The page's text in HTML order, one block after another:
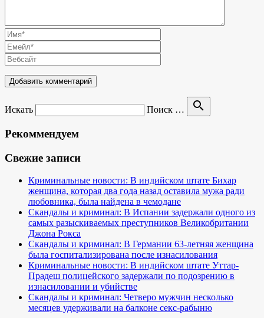
Искать Поиск … search
Рекоммендуем
Свежие записи
Криминальные новости: В индийском штате Бихар
женщина, которая два года назад оставила мужа ради
любовника, была найдена в чемодане
Скандалы и криминал: В Испании задержали одного из
самых разыскиваемых преступников Великобритании
Джона Рокса
Скандалы и криминал: В Германии 63-летняя женщина
была госпитализирована после изнасилования
Криминальные новости: В индийском штате Уттар-
Прадеш полицейского задержали по подозрению в
изнасиловании и убийстве
Скандалы и криминал: Четверо мужчин несколько
месяцев удерживали на балконе секс-рабыню